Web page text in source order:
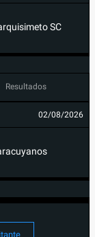
SC
Resultados
02/08/2026